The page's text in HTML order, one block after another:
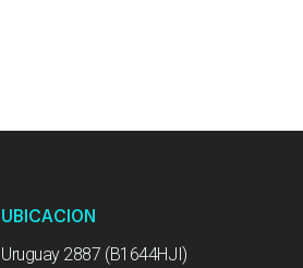
UBICACION
Uruguay 2887 (B1644HJI)